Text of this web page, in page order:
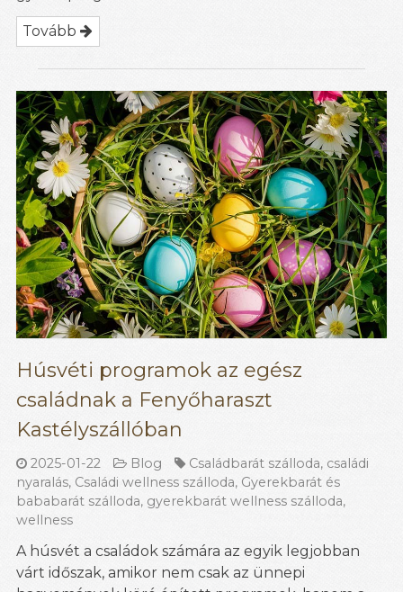
Tovább
Húsvéti programok az egész
családnak a Fenyőharaszt
Kastélyszállóban
2025-01-22 Blog Családbarát szálloda, családi
nyaralás, Családi wellness szálloda, Gyerekbarát és
bababarát szálloda, gyerekbarát wellness szálloda,
wellness
A húsvét a családok számára az egyik legjobban
várt időszak, amikor nem csak az ünnepi